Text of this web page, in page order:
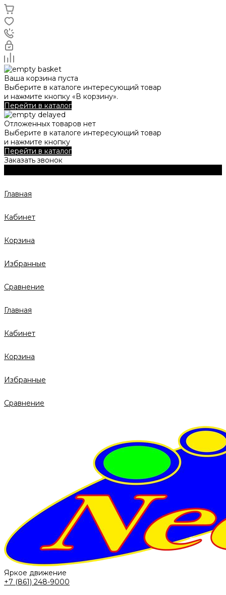
Ваша корзина пуста
Выберите в каталоге интересующий товар
и нажмите кнопку «В корзину».
Перейти в каталог
Отложенных товаров нет
Выберите в каталоге интересующий товар
и нажмите кнопку
Перейти в каталог
Заказать звонок
Главная
Кабинет
Корзина
Избранные
Сравнение
Главная
Кабинет
Корзина
Избранные
Сравнение
Яркое движение
+7 (861) 248-9000